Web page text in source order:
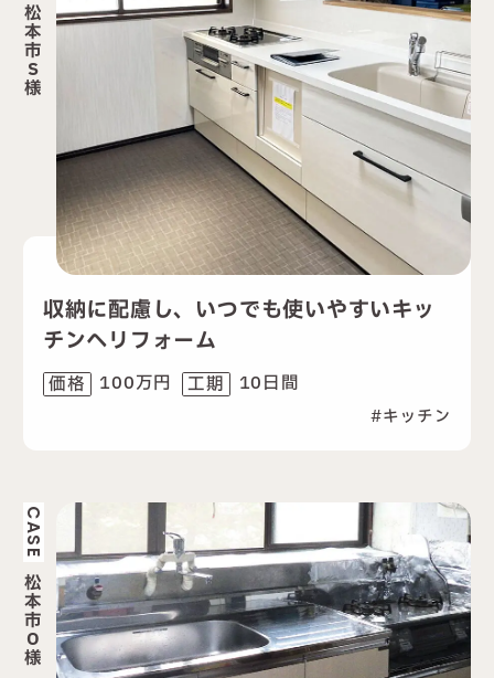
松
本
市
S
様
収納に配慮し、いつでも使いやすいキッ
チンへリフォーム
価格 100万円 工期 10日間
キッチン
CASE
松
本
市
O
様